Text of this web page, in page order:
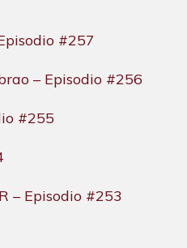
#257
– Episodio #256
#255
– Episodio #253